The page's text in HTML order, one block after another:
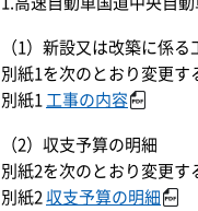
（1）新設又は改築に係
別紙1を次のとおり変更す
別紙1工事の内容
（2）収支予算の明細
別紙2を次のとおり変更す
別紙2収支予算の明細